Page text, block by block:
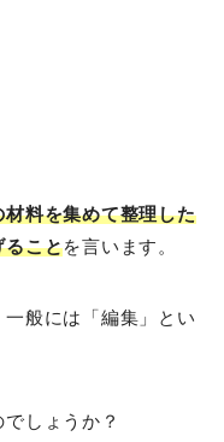
材料を集めて整理した
ることを言います。
般には「編集」とい
しょうか？